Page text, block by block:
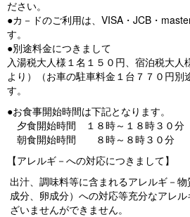
ださい。
●カ－ドのご利用は、VISA・JCB・
す。
●別途料金につきまして
入湯税大人様１名１５０円、宿泊税大人
より）（お車の駐車料金１台７７０円別
す。
●お食事開始時間は下記となります。
夕食開始時間 １８時～１８時３０分
朝食開始時間 ８時～８時３０分
【アレルギ－への対応につきまして】
出汁、調味料等に含まれるアレルギ－
成分、卵成分）への対応等充分なアレ
ざいませんができません。